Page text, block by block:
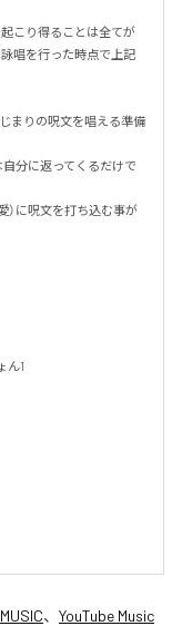
起こり得ることは全てが
詠唱を行った時点で上記
まりの呪文を唱える準備
分に返ってくるだけで
）に呪文を打ち込む事が
ん1
、 YouTube Music